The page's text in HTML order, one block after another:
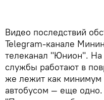
Видео последствий
Telegram-канале
телеканал "Юнион". На
службы работают в
же лежит как минимум
автобусом — еще